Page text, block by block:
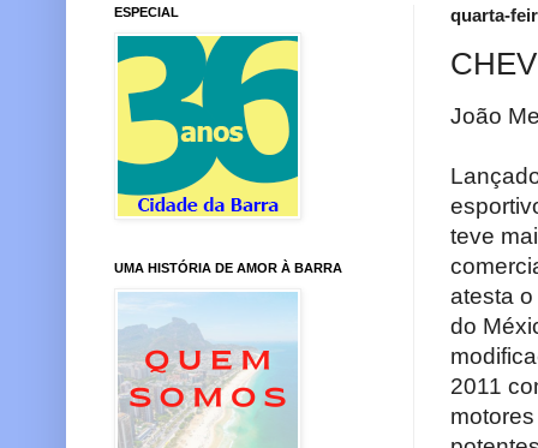
quarta-
João
teve
atesta
do
2011
ESPECIAL
UMA HISTÓRIA DE AMOR À BARRA